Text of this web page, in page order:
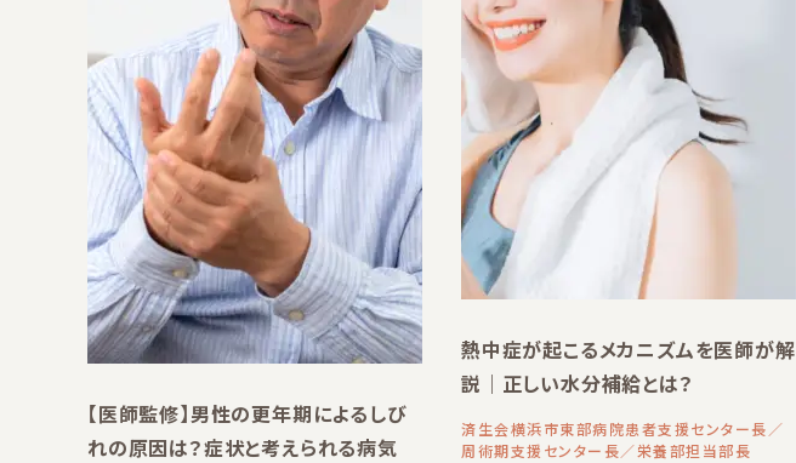
【医師監修】男性の更年期によるしび
れの原因は？症状と考えられる病気
熱中症が起こるメカニズムを医師が解
説｜正しい水分補給とは？
済生会横浜市東部病院患者支援センター長／
周術期支援センター長／栄養部担当部長